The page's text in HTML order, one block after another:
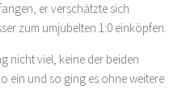
er verschätzte sich
zum umjubelten 1:0 einköpfen.
nicht viel, keine der beiden
ein und so ging es ohne weitere